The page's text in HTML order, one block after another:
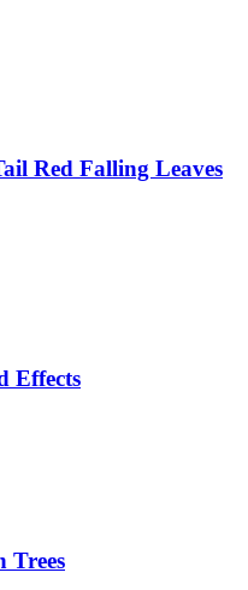
Red Falling Leaves
Effects
Trees